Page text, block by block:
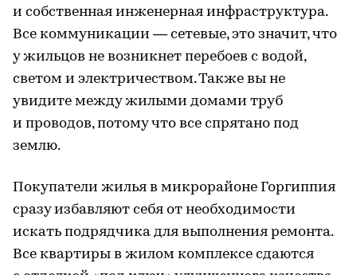
и собственная инженерная инфраструктура.
Все коммуникации — сетевые, это значит, что
у жильцов не возникнет перебоев с водой,
светом и электричеством. Также вы не
увидите между жилыми домами труб
и проводов, потому что все спрятано под
землю.
Покупатели жилья в микрорайоне Горгиппия
сразу избавляют себя от необходимости
искать подрядчика для выполнения ремонта.
Все квартиры в жилом комплексе сдаются